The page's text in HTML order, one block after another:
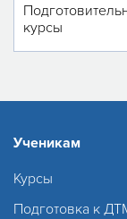
курсы
Ученикам
Курсы
Подготовка к